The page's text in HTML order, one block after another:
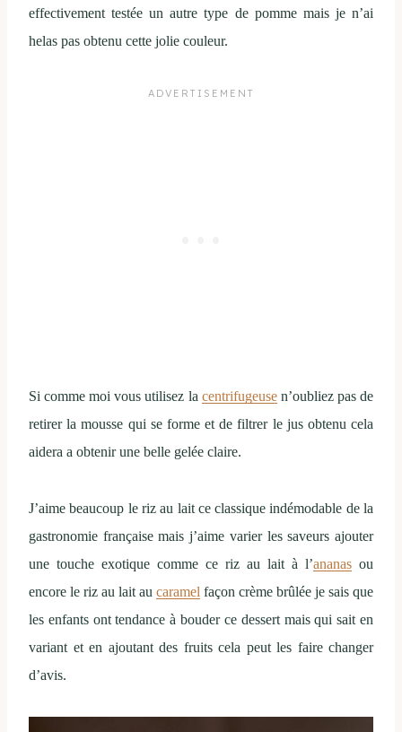
effectivement testée un autre type de pomme mais je n’ai
helas pas obtenu cette jolie couleur.
Si comme moi vous utilisez la centrifugeusen’oubliez pas de
retirer la mousse qui se forme et de filtrer le jus obtenu cela
aidera a obtenir une belle gelée claire.
J’aime beaucoup le riz au lait ce classique indémodable de la
gastronomie française mais j’aime varier les saveurs ajouter
une touche exotique comme ce riz au lait à l’ananas ou
encore le riz au lait au caramel façon crème brûlée je sais que
les enfants ont tendance à bouder ce dessert mais qui sait en
variant et en ajoutant des fruits cela peut les faire changer
d’avis.